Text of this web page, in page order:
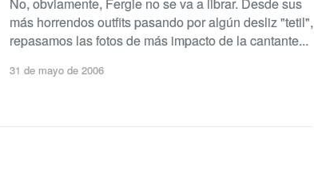
más horrendos outfits pasando por algún desliz "tetil",
repasamos las fotos de más impacto de la cantante...
31 de mayo de 2006